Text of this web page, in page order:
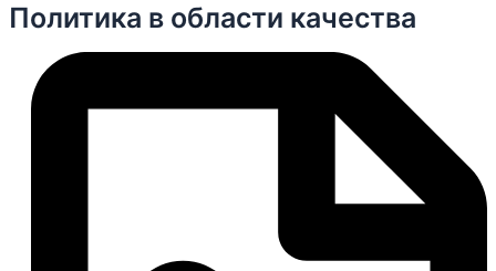
Политика в области качества